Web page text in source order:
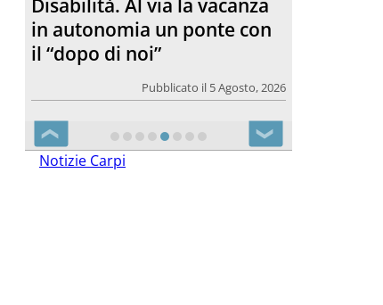
Popolare. Con il bilancio di
Sostenibilità 2025 meno
carta, meno emissioni, più
valore per il territorio
Pubblicato il 5 Agosto, 2026
❮